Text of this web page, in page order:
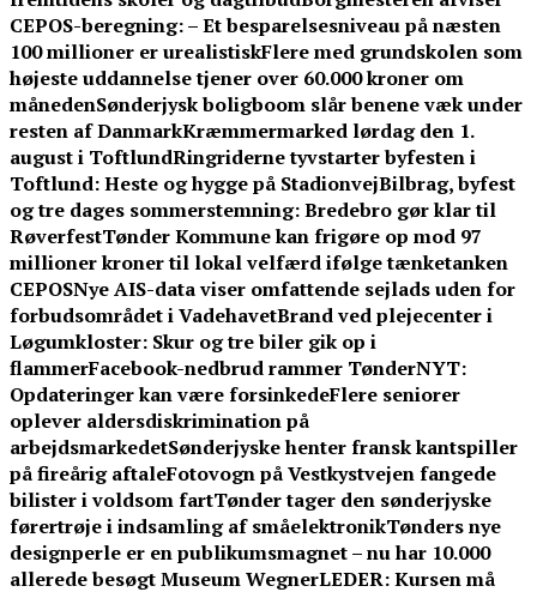
CEPOS-beregning: – Et besparelsesniveau på næsten
100 millioner er urealistiskFlere med grundskolen som
højeste uddannelse tjener over 60.000 kroner om
månedenSønderjysk boligboom slår benene væk under
resten af DanmarkKræmmermarked lørdag den 1.
august i ToftlundRingriderne tyvstarter byfesten i
Toftlund: Heste og hygge på StadionvejBilbrag, byfest
og tre dages sommerstemning: Bredebro gør klar til
RøverfestTønder Kommune kan frigøre op mod 97
millioner kroner til lokal velfærd ifølge tænketanken
CEPOSNye AIS-data viser omfattende sejlads uden for
forbudsområdet i VadehavetBrand ved plejecenter i
Løgumkloster: Skur og tre biler gik op i
flammerFacebook-nedbrud rammer TønderNYT:
Opdateringer kan være forsinkedeFlere seniorer
oplever aldersdiskrimination på
arbejdsmarkedetSønderjyske henter fransk kantspiller
på fireårig aftaleFotovogn på Vestkystvejen fangede
bilister i voldsom fartTønder tager den sønderjyske
førertrøje i indsamling af småelektronikTønders nye
designperle er en publikumsmagnet – nu har 10.000
allerede besøgt Museum WegnerLEDER: Kursen må